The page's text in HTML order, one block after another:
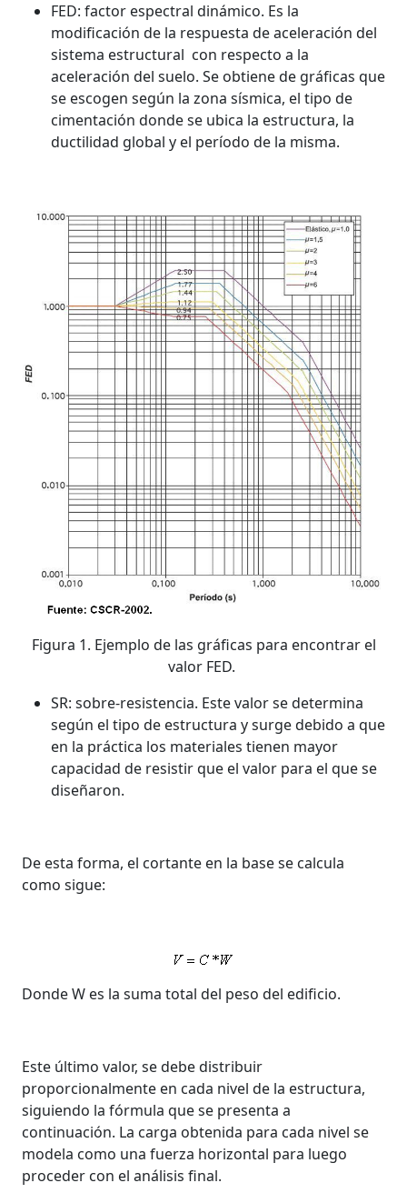
FED: factor espectral dinámico. Es la
modificación de la respuesta de aceleración del
sistema estructural con respecto a la
aceleración del suelo. Se obtiene de gráficas que
se escogen según la zona sísmica, el tipo de
cimentación donde se ubica la estructura, la
ductilidad global y el período de la misma.
Figura 1. Ejemplo de las gráficas para encontrar el
valor FED.
SR: sobre-resistencia. Este valor se determina
según el tipo de estructura y surge debido a que
en la práctica los materiales tienen mayor
capacidad de resistir que el valor para el que se
diseñaron.
De esta forma, el cortante en la base se calcula
como sigue:
Donde W es la suma total del peso del edificio.
Este último valor, se debe distribuir
proporcionalmente en cada nivel de la estructura,
siguiendo la fórmula que se presenta a
continuación. La carga obtenida para cada nivel se
modela como una fuerza horizontal para luego
proceder con el análisis final.